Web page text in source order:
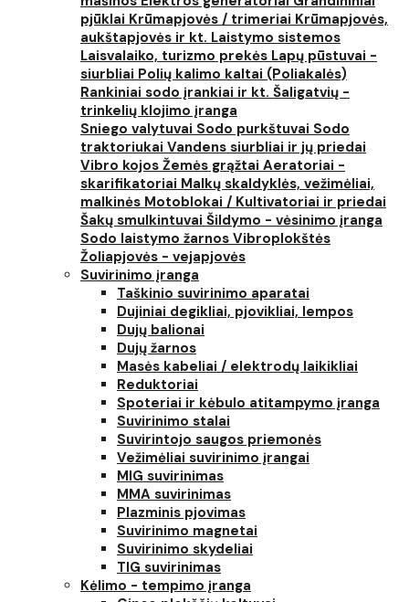
pjūklai Krūmapjovės / trimeriai Krūmapjovės,
aukštapjovės ir kt. Laistymo sistemos
Laisvalaiko, turizmo prekės Lapų pūstuvai -
siurbliai Polių kalimo kaltai (Poliakalės)
Rankiniai sodo įrankiai ir kt. Šaligatvių -
trinkelių klojimo įranga
Sniego valytuvai Sodo purkštuvai Sodo
traktoriukai Vandens siurbliai ir jų priedai
Vibro kojos Žemės grąžtai Aeratoriai -
skarifikatoriai Malkų skaldyklės, vežimėliai,
malkinės Motoblokai / Kultivatoriai ir priedai
Šakų smulkintuvai Šildymo - vėsinimo įranga
Sodo laistymo žarnos Vibroplokštės
Žoliapjovės - vejapjovės
Suvirinimo įranga
Taškinio suvirinimo aparatai
Dujiniai degikliai, pjovikliai, lempos
Dujų balionai
Dujų žarnos
Masės kabeliai / elektrodų laikikliai
Reduktoriai
Spoteriai ir kėbulo atitampymo įranga
Suvirinimo stalai
Suvirintojo saugos priemonės
Vežimėliai suvirinimo įrangai
MIG suvirinimas
MMA suvirinimas
Plazminis pjovimas
Suvirinimo magnetai
Suvirinimo skydeliai
TIG suvirinimas
Kėlimo - tempimo įranga